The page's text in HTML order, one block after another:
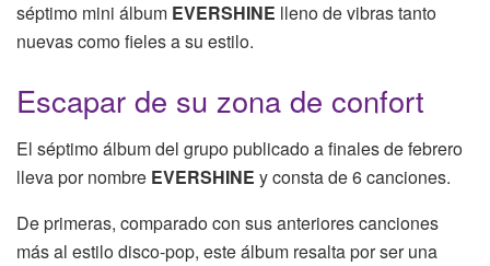
séptimo mini álbum EVERSHINE lleno de vibras tanto
nuevas como fieles a su estilo.
Escapar de su zona de confort
El séptimo álbum del grupo publicado a finales de febrero
lleva por nombre EVERSHINE y consta de 6 canciones.
De primeras, comparado con sus anteriores canciones
más al estilo disco-pop, este álbum resalta por ser una